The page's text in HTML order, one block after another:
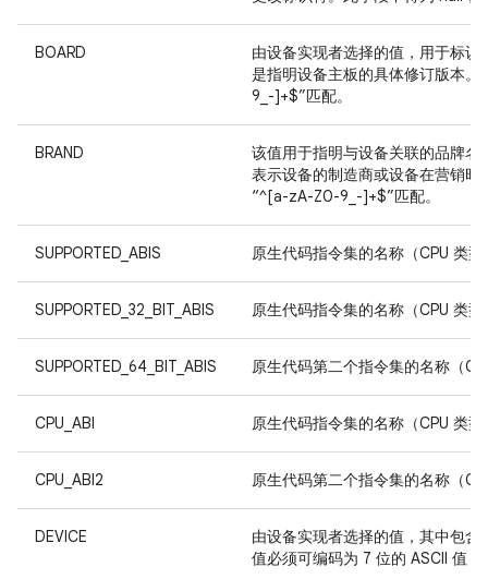
BOARD
由设备实现者选择的值，用于标
是指明设备主板的具体修订版本
9_-]+$”匹配。
BRAND
该值用于指明与设备关联的品牌
表示设备的制造商或设备在营销
“^[a-zA-Z0-9_-]+$”匹配。
SUPPORTED_ABIS 原生代码指令集的名称（CPU 类
SUPPORTED_32_BIT_ABIS 原生代码指令集的名称（CPU 类
SUPPORTED_64_BIT_ABIS 原生代码第二个指令集的名称（
CPU_ABI 原生代码指令集的名称（CPU 类
CPU_ABI2 原生代码第二个指令集的名称（
DEVICE
由设备实现者选择的值，其中包
值必须可编码为 7 位的 ASCII 值